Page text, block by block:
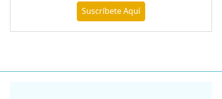
Suscríbete Aquí